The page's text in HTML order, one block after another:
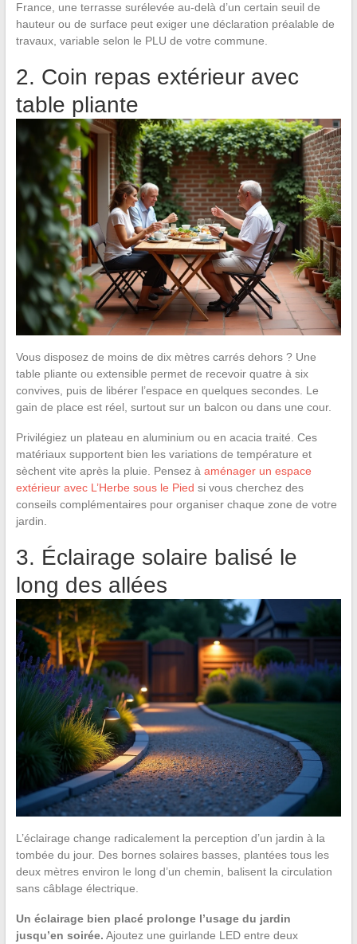
France, une terrasse surélevée au-delà d’un certain seuil de
hauteur ou de surface peut exiger une déclaration préalable de
travaux, variable selon le PLU de votre commune.
2. Coin repas extérieur avec
table pliante
Vous disposez de moins de dix mètres carrés dehors ? Une
table pliante ou extensible permet de recevoir quatre à six
convives, puis de libérer l’espace en quelques secondes. Le
gain de place est réel, surtout sur un balcon ou dans une cour.
Privilégiez un plateau en aluminium ou en acacia traité. Ces
matériaux supportent bien les variations de température et
sèchent vite après la pluie. Pensez à aménager un espace
extérieur avec L’Herbe sous le Pied si vous cherchez des
conseils complémentaires pour organiser chaque zone de votre
jardin.
3. Éclairage solaire balisé le
long des allées
L’éclairage change radicalement la perception d’un jardin à la
tombée du jour. Des bornes solaires basses, plantées tous les
deux mètres environ le long d’un chemin, balisent la circulation
sans câblage électrique.
Un éclairage bien placé prolonge l’usage du jardin
jusqu’en soirée. Ajoutez une guirlande LED entre deux